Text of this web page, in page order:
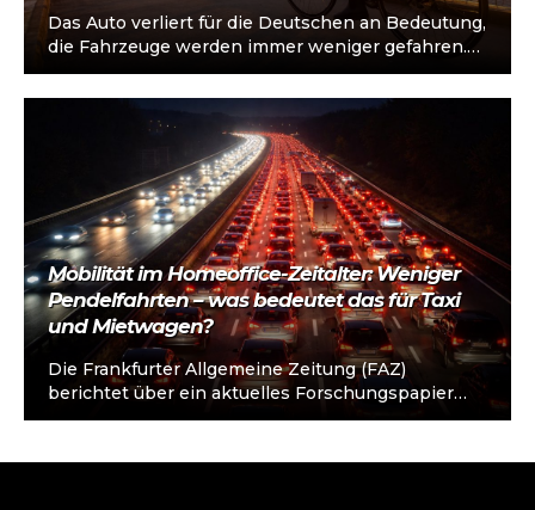
Das Auto verliert für die Deutschen an Bedeutung,
die Fahrzeuge werden immer weniger gefahren.
Zwischen 2013 und 2023 sank der…
Mobilität im Homeoffice-Zeitalter: Weniger
Pendelfahrten – was bedeutet das für Taxi
und Mietwagen?
Die Frankfurter Allgemeine Zeitung (FAZ)
berichtet über ein aktuelles Forschungspapier
des ifo Instituts/CESifo mit dem Titel „Is Work